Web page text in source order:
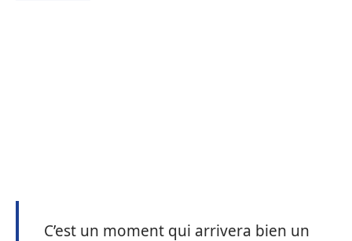
C’est un moment qui arrivera bien un